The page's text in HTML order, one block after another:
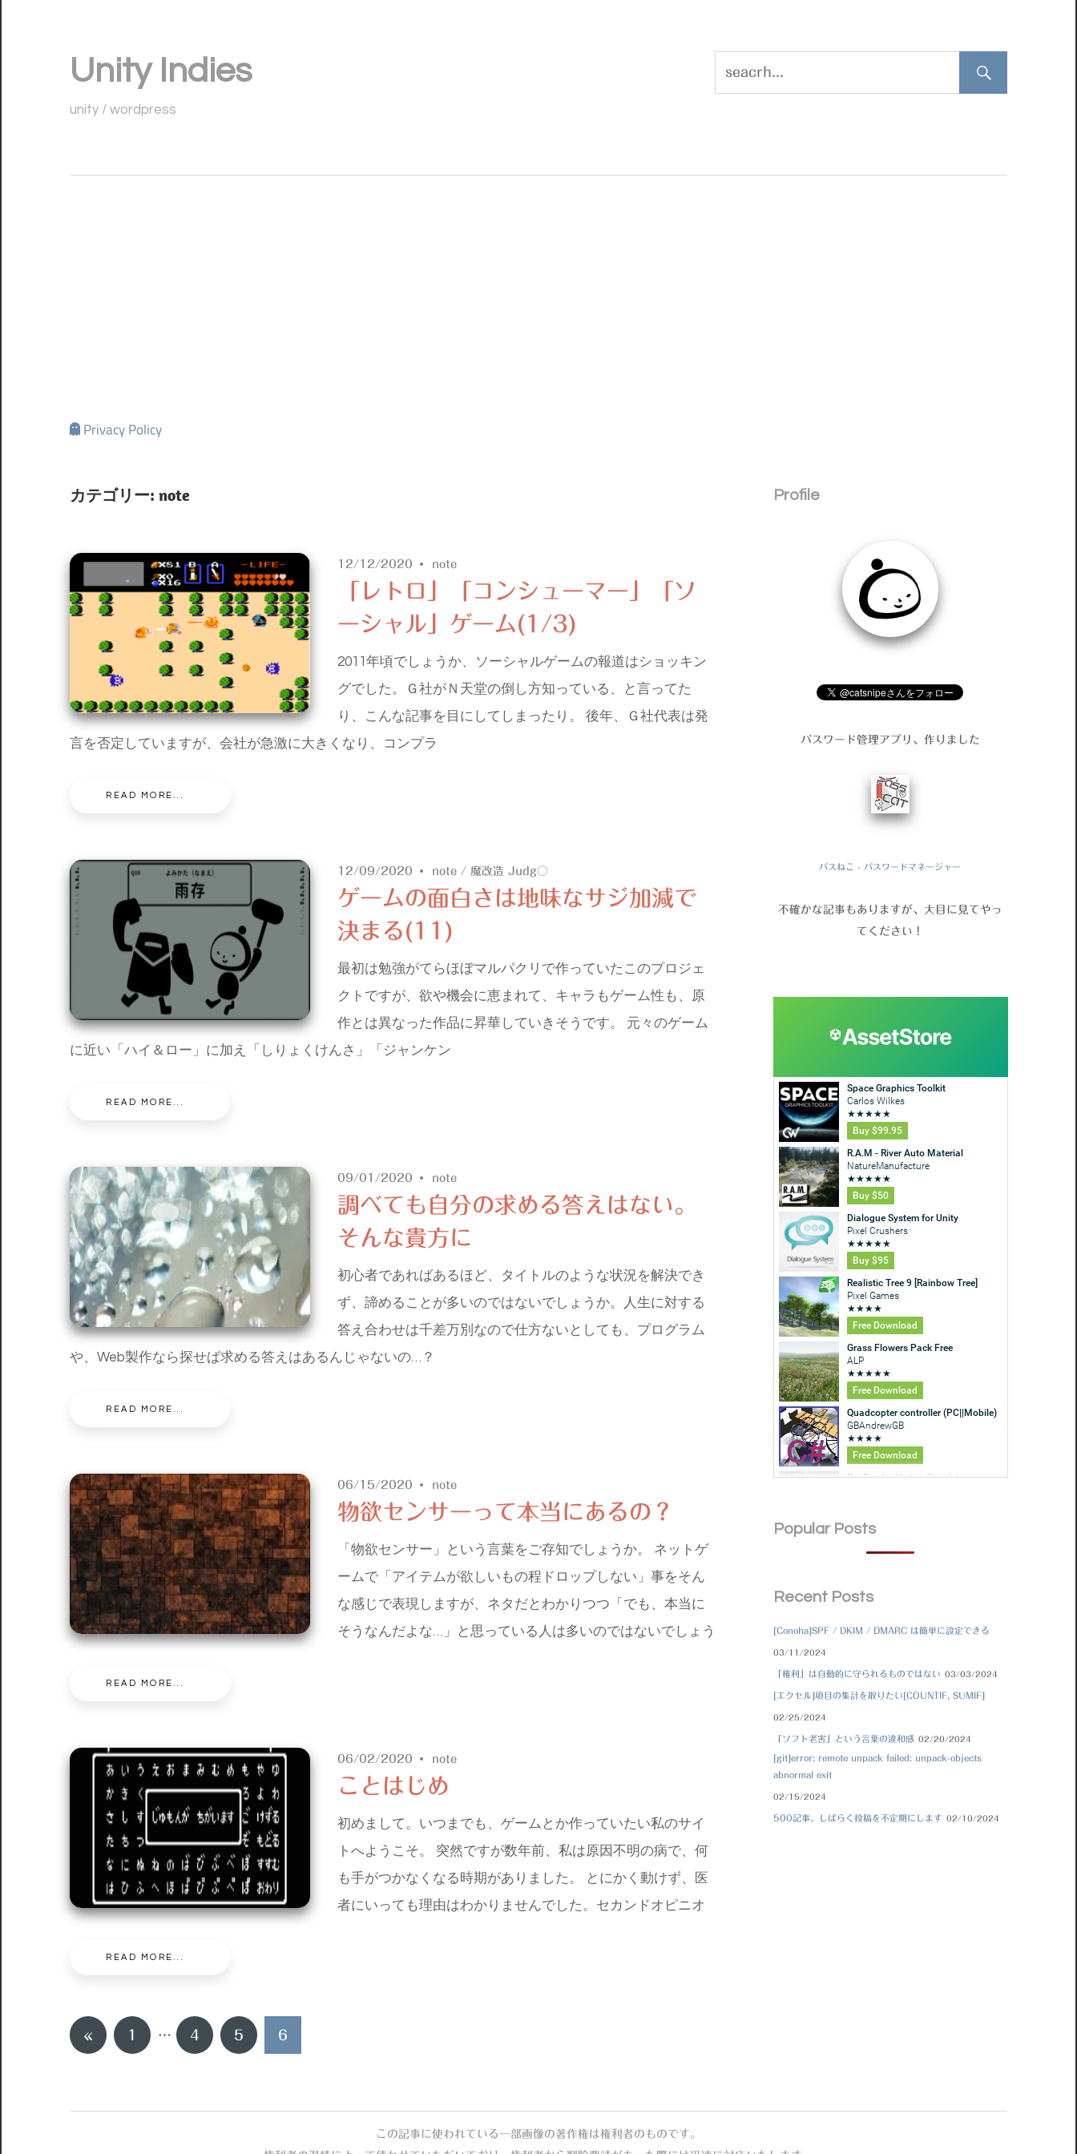
ス
Unity Indies
unity / wordpress
Privacy Policy
カテゴリー: note
12/12/2020 note
「レトロ」「コンシューマー」「ソ
ーシャル」ゲーム(1/3)
2011年頃でしょうか、ソーシャルゲームの報道はショッキン
グでした。Ｇ社がＮ天堂の倒し方知っている、と言ってた
り、こんな記事を目にしてしまったり。 後年、Ｇ社代表は発
言を否定していますが、会社が急激に大きくなり、コンプラ
READ MORE...
12/09/2020 note / 魔改造 Judg○
ゲームの面白さは地味なサジ加減で
決まる(11)
最初は勉強がてらほぼマルパクリで作っていたこのプロジェ
クトですが、欲や機会に恵まれて、キャラもゲーム性も、原
作とは異なった作品に昇華していきそうです。 元々のゲーム
に近い「ハイ＆ロー」に加え「しりょくけんさ」「ジャンケン
READ MORE...
09/01/2020 note
調べても自分の求める答えはない。
そんな貴方に
初心者であればあるほど、タイトルのような状況を解決でき
ず、諦めることが多いのではないでしょうか。人生に対する
答え合わせは千差万別なので仕方ないとしても、プログラム
や、Web製作なら探せば求める答えはあるんじゃないの…？
READ MORE...
06/15/2020 note
物欲センサーって本当にあるの？
「物欲センサー」という言葉をご存知でしょうか。 ネットゲ
ームで「アイテムが欲しいもの程ドロップしない」事をそん
な感じで表現しますが、ネタだとわかりつつ「でも、本当に
そうなんだよな…」と思っている人は多いのではないでしょう
READ MORE...
06/02/2020 note
ことはじめ
初めまして。いつまでも、ゲームとか作っていたい私のサイ
トへようこそ。 突然ですが数年前、私は原因不明の病で、何
も手がつかなくなる時期がありました。 とにかく動けず、医
者にいっても理由はわかりませんでした。セカンドオピニオ
READ MORE...
投
«
事
1 … 4 5 6
Profile
パスワード管理アプリ、作りました
パスねこ - パスワードマネージャー
不確かな記事もありますが、大目に見てやっ
てください！
Popular Posts
Recent Posts
[Conoha]SPF / DKIM / DMARC は簡単に設定できる
03/11/2024
「権利」は自動的に守られるものではない 03/03/2024
[エクセル]項目の集計を取りたい[COUNTIF, SUMIF]
02/25/2024
「ソフト老害」という言葉の違和感 02/20/2024
[git]error: remote unpack failed: unpack-objects
abnormal exit
02/15/2024
500記事。しばらく投稿を不定期にします 02/10/2024
この記事に使われている一部画像の著作権は権利者のものです。